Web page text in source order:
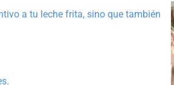
a tu leche frita, sino que también